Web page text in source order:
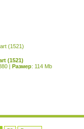
(1521)
| Размер: 114 Mb